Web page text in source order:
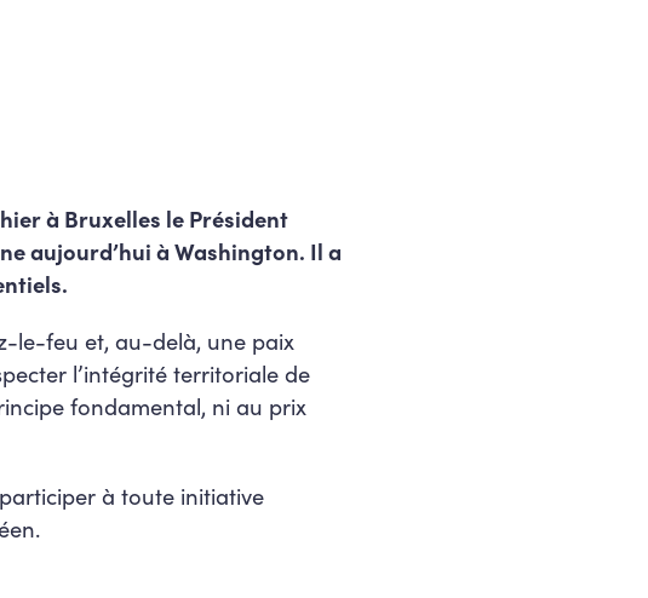
à Bruxelles le Président
aujourd’hui à Washington. Il a
le-feu et, au-delà, une paix
l’intégrité territoriale de
fondamental, ni au prix
à toute initiative